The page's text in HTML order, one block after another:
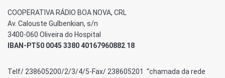
COOPERATIVA RÁDIO BOA NOVA, CRL
Av. Calouste Gulbenkian, s/n
3400-060 Oliveira do Hospital
IBAN-PT50 0045 3380 40167960882 18
Telf/ 238605200/2/3/4/5-Fax/ 238605201 “chamada da rede